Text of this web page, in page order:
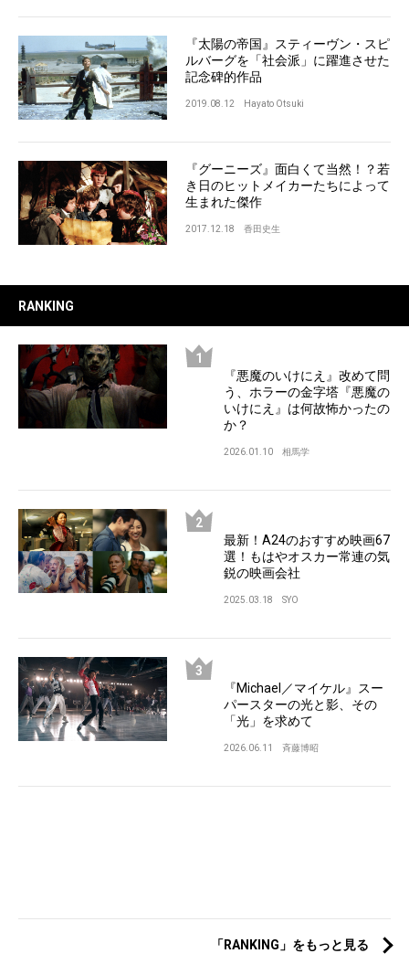
『太陽の帝国』スティーヴン・スピ
ルバーグを「社会派」に躍進させた
記念碑的作品
2019.08.12 Hayato Otsuki
『グーニーズ』面白くて当然！？若
き日のヒットメイカーたちによって
生まれた傑作
2017.12.18 香田史生
RANKING
『悪魔のいけにえ』改めて問
う、ホラーの金字塔『悪魔の
いけにえ』は何故怖かったの
か？
2026.01.10 相馬学
最新！A24のおすすめ映画67
選！もはやオスカー常連の気
鋭の映画会社
2025.03.18 SYO
『Michael／マイケル』スー
パースターの光と影、その
「光」を求めて
2026.06.11 斉藤博昭
「RANKING」をもっと見る